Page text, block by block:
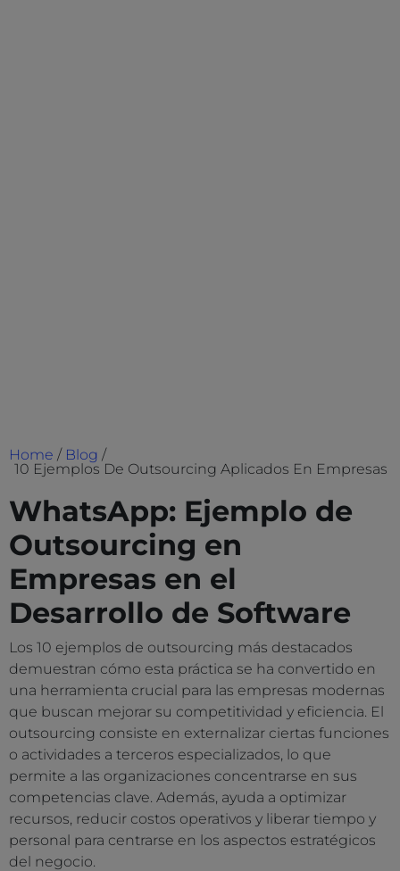
Home / Blog /
10 Ejemplos De Outsourcing Aplicados En Empresas
WhatsApp: Ejemplo de
Outsourcing en
Empresas en el
Desarrollo de Software
Los 10 ejemplos de outsourcing más destacados
demuestran cómo esta práctica se ha convertido en
una herramienta crucial para las empresas modernas
que buscan mejorar su competitividad y eficiencia. El
outsourcing consiste en externalizar ciertas funciones
o actividades a terceros especializados, lo que
permite a las organizaciones concentrarse en sus
competencias clave. Además, ayuda a optimizar
recursos, reducir costos operativos y liberar tiempo y
personal para centrarse en los aspectos estratégicos
del negocio.